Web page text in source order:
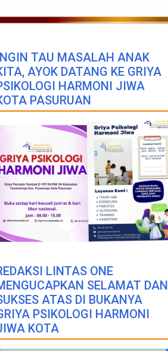
TAU MASALAH ANAK
AYOK DATANG KE GRIYA
HARMONI JIWA
PASURUAN
LINTAS ONE
SELAMAT DAN
ATAS DI BUKANYA
PSIKOLOGI HARMONI
KOTA